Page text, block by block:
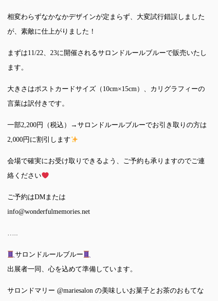
相変わらずなかなかデザインが定まらず、大変試行錯誤しました
が、素敵に仕上がりました！
まずは11/22、23に開催されるサロンドルールブルーで販売いたし
ます。
大きさはポストカードサイズ（10cm×15cm）、カリグラフィーの
言葉は訳付きです。
一部2,200円（税込）→サロンドルールブルーでお引き取りの方は
2,000円に割引します
会場で確実にお受け取りできるよう、ご予約も承りますのでご連
絡ください
ご予約はDMまたは
info@wonderfulmemories.net
…..
サロンドルールブルー
出展者一同、心を込めて準備しています。
サロンドマリー @mariesalon の美味しいお菓子とお茶のおもてな